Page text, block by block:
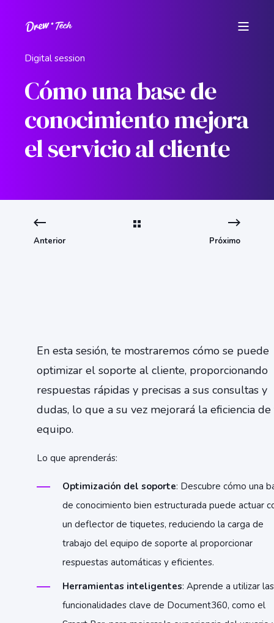
Digital session
Cómo una base de
conocimiento mejora
el servicio al cliente
Anterior Próximo
En esta sesión, te mostraremos cómo se puede
optimizar el soporte al cliente, proporcionando
respuestas rápidas y precisas a sus consultas y
dudas, lo que a su vez mejorará la eficiencia
equipo.
Lo que aprenderás:
Optimización del soporte: Descubre cómo una
de conocimiento bien estructurada puede actuar
un deflector de tiquetes, reduciendo la carga de
trabajo del equipo de soporte al proporcionar
respuestas automáticas y eficientes.
Herramientas inteligentes: Aprende a utilizar las
funcionalidades clave de Document360, como el